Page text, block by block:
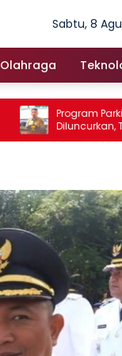
Sabtu, 8
Olahraga
Program Parkir
Diluncurkan,
Layanan